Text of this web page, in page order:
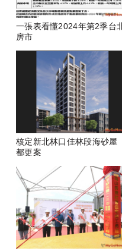
一張表看懂2024年第2季台
房市
核定新北林口佳林段海砂屋
都更案